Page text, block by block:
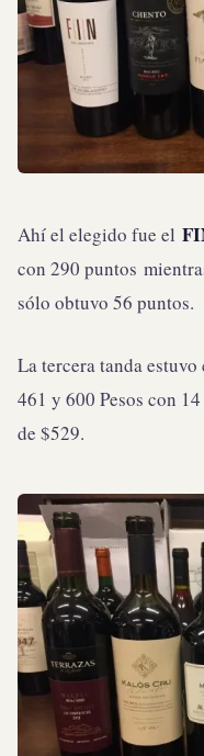
Ahí el elegido fue el
con 290 puntos
sólo obtuvo 56 puntos.
La tercera tanda
461 y 600 Pesos con
de $529.